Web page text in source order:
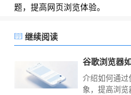
题，提高网页浏览体验。
继续阅读
谷歌浏览器
介绍如何通
象，提高浏